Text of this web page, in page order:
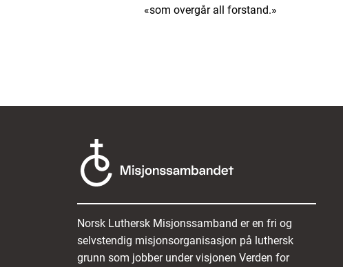
«som overgår all forstand.»
Norsk Luthersk Misjonssamband er en fri og
selvstendig misjonsorganisasjon på luthersk
grunn som jobber under visjonen Verden for